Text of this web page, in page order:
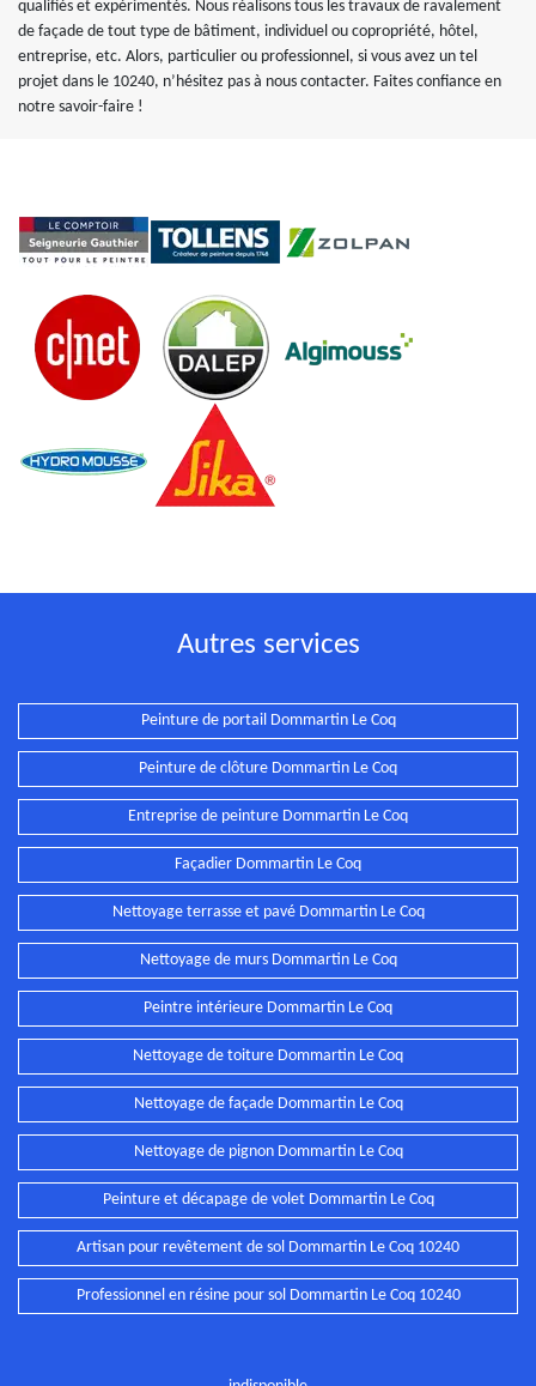
qualifiés et expérimentés. Nous réalisons tous les travaux de ravalement
de façade de tout type de bâtiment, individuel ou copropriété, hôtel,
entreprise, etc. Alors, particulier ou professionnel, si vous avez un tel
projet dans le 10240, n’hésitez pas à nous contacter. Faites confiance en
notre savoir-faire !
Autres services
Peinture de portail Dommartin Le Coq
Peinture de clôture Dommartin Le Coq
Entreprise de peinture Dommartin Le Coq
Façadier Dommartin Le Coq
Nettoyage terrasse et pavé Dommartin Le Coq
Nettoyage de murs Dommartin Le Coq
Peintre intérieure Dommartin Le Coq
Nettoyage de toiture Dommartin Le Coq
Nettoyage de façade Dommartin Le Coq
Nettoyage de pignon Dommartin Le Coq
Peinture et décapage de volet Dommartin Le Coq
Artisan pour revêtement de sol Dommartin Le Coq 10240
Professionnel en résine pour sol Dommartin Le Coq 10240